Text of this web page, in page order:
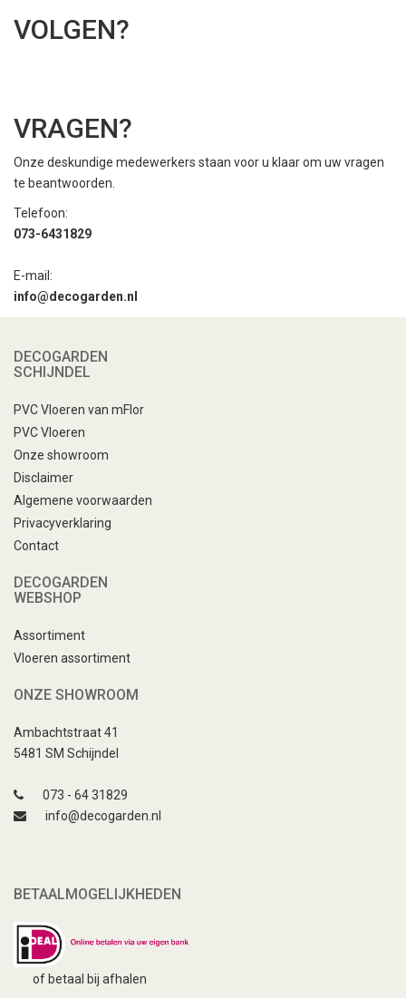
VOLGEN?
VRAGEN?
Onze deskundige medewerkers staan voor u klaar om uw vragen
te beantwoorden.
Telefoon:
073-6431829
E-mail:
info@decogarden.nl
DECOGARDEN
SCHIJNDEL
PVC Vloeren van mFlor
PVC Vloeren
Onze showroom
Disclaimer
Algemene voorwaarden
Privacyverklaring
Contact
DECOGARDEN
WEBSHOP
Assortiment
Vloeren assortiment
ONZE SHOWROOM
Ambachtstraat 41
5481 SM Schijndel
073 - 64 31829
info@decogarden.nl
BETAALMOGELIJKHEDEN
of betaal bij afhalen